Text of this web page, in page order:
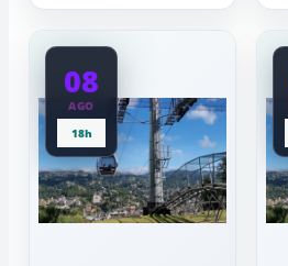
08
AGO
18h